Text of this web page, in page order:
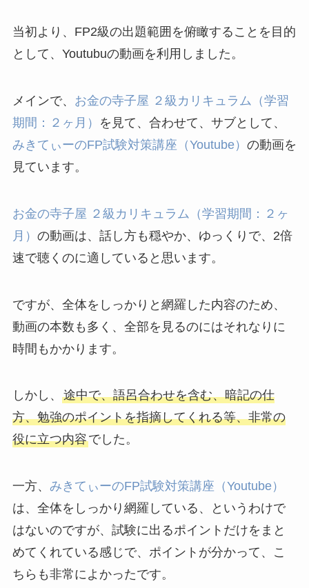
当初より、FP2級の出題範囲を俯瞰することを目的
として、Youtubuの動画を利用しました。
メインで、
お金の寺子屋 ２級カリキュラム（学習
期間：２ヶ月）
を見て、合わせて、サブとして、
みきてぃーのFP試験対策講座（Youtube） の動画を
見ています。
お金の寺子屋 ２級カリキュラム（学習期間：２ヶ
月） の動画は、話し方も穏やか、ゆっくりで、2倍
速で聴くのに適していると思います。
ですが、全体をしっかりと網羅した内容のため、
動画の本数も多く、全部を見るのにはそれなりに
時間もかかります。
しかし、 途中で、語呂合わせを含む、暗記の仕
方、勉強のポイントを指摘してくれる等、非常の
役に立つ内容でした。
一方、 みきてぃーのFP試験対策講座（Youtube）
は、全体をしっかり網羅している、というわけで
はないのですが、試験に出るポイントだけをまと
めてくれている感じで、ポイントが分かって、こ
ちらも非常によかったです。